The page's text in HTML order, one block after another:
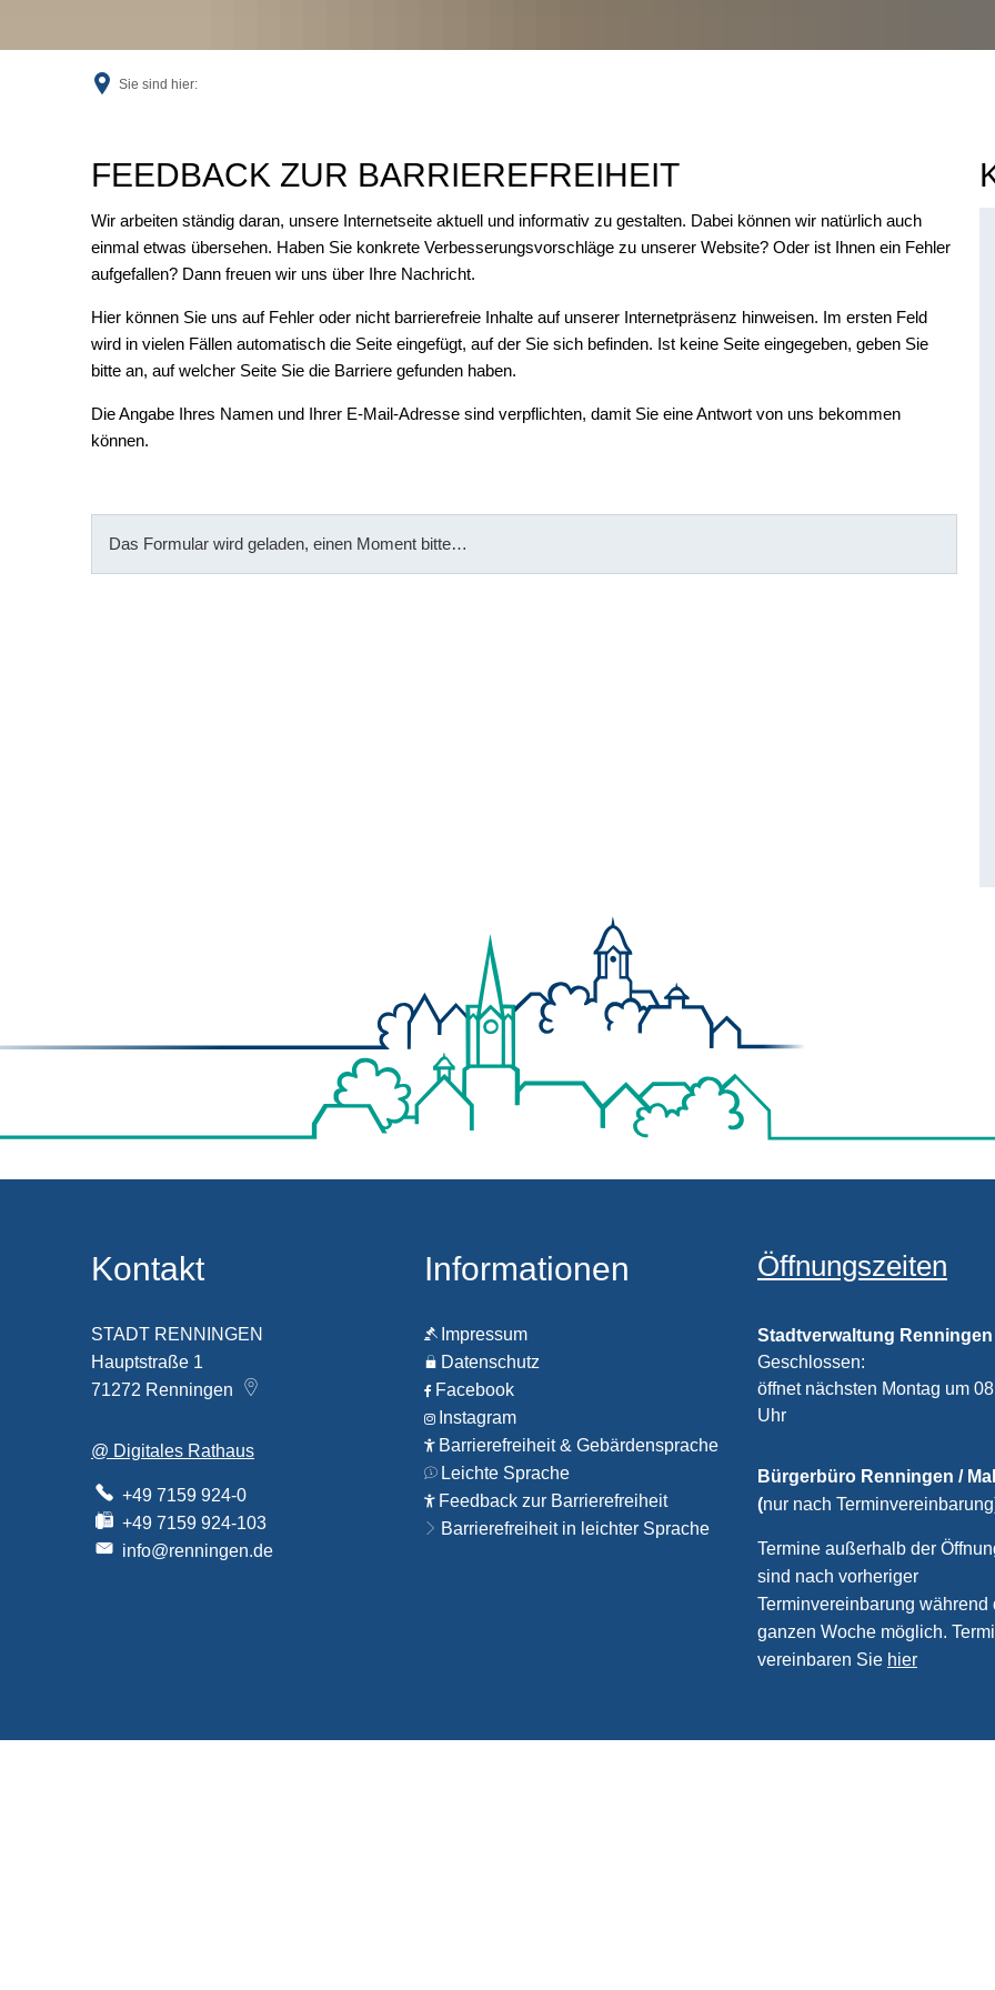
Sie sind hier:
FeedbackFEEDBACK ZUR BARRIEREFREIHEIT
Wir arbeiten ständig daran, unsere Internetseite aktuell und informativ zu gestalten. Dabei können wir natürlich auch
einmal etwas übersehen. Haben Sie konkrete Verbesserungsvorschläge zu unserer Website? Oder ist Ihnen ein Fehler
aufgefallen? Dann freuen wir uns über Ihre Nachricht.
Hier können Sie uns auf Fehler oder nicht barrierefreie Inhalte auf unserer Internetpräsenz hinweisen. Im ersten Feld
wird in vielen Fällen automatisch die Seite eingefügt, auf der Sie sich befinden. Ist keine Seite eingegeben, geben Sie
bitte an, auf welcher Seite Sie die Barriere gefunden haben.
Die Angabe Ihres Namen und Ihrer E-Mail-Adresse sind verpflichten, damit Sie eine Antwort von uns bekommen
können.
Das Formular wird geladen, einen Moment bitte…
Kontakt
STADT RENNINGEN
Hauptstraße 1
71272 Renningen
@ Digitales Rathaus
+49 7159 924-0
+49 7159 924-103
info@renningen.de
Informationen
Impressum
Datenschutz
Facebook
Instagram
Barrierefreiheit & Gebärdensprache
Leichte Sprache
Feedback zur Barrierefreiheit
Barrierefreiheit in leichter Sprache
Öffnungszeiten
Stadtverwaltung Renningen
Klicken, um weitere
Geschlossen:
öffnet nächsten Montag um
Uhr
Bürgerbüro Renningen /
(nur nach
Termine außerhalb der
sind nach vorheriger
Terminvereinbarung während
ganzen Woche möglich.
vereinbaren Sie hier